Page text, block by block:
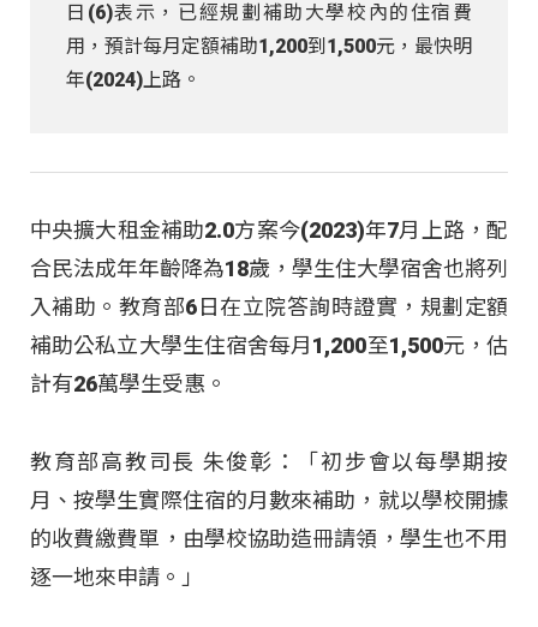
日(6)表示，已經規劃補助大學校內的住宿費
用，預計每月定額補助1,200到1,500元，最快明
年(2024)上路。
中央擴大租金補助2.0方案今(2023)年7月上路，配
合民法成年年齡降為18歲，學生住大學宿舍也將列
入補助。教育部6日在立院答詢時證實，規劃定額
補助公私立大學生住宿舍每月1,200至1,500元，估
計有26萬學生受惠。
教育部高教司長 朱俊彰：「初步會以每學期按
月、按學生實際住宿的月數來補助，就以學校開據
的收費繳費單，由學校協助造冊請領，學生也不用
逐一地來申請。」